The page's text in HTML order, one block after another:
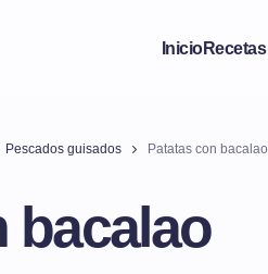
InicioRecetas
Pescados guisados Patatas con bacalao
bacalao